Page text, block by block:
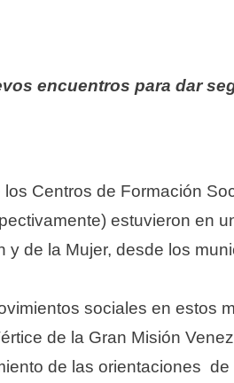
encuentros para dar
Centros de Formación
estuvieron en
y de la Mujer, desde los
sociales en estos
de la Gran Misión
de las orientaciones